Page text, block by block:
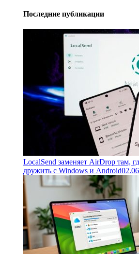
Последние публикации
LocalSend заменяет AirDrop там,
дружить с Windows и Android